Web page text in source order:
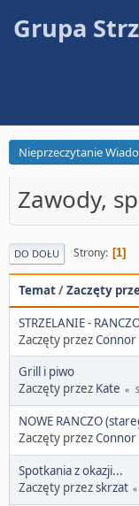
Grupa
Nieprzeczytanie
Zawody,
DO DOŁU Strony 1
Temat/Zaczęty
STRZELANIE -
Zaczęty przezConnor
Grill i piwo
Zaczęty przez Kate
NOWE RANCZO
Zaczęty przezConnor
Spotkania z okazji...
Zaczęty przezskrzat